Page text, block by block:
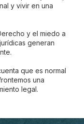
y vivir en una
y el miedo a
generan
que es normal
una
legal.